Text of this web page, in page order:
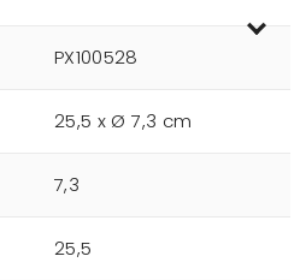
PX100528
25,5 x Ø 7,3 cm
7,3
25,5